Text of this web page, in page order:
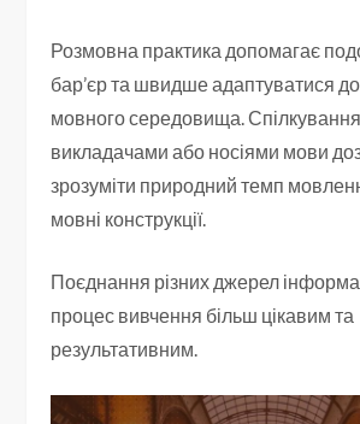
Розмовна практика допомагає
бар’єр та швидше адаптуватися
мовного середовища.
викладачами або носіями мови
зрозуміти природний темп
мовні конструкції.
Поєднання різних джерел
процес вивчення більш цікавим та
результативним.